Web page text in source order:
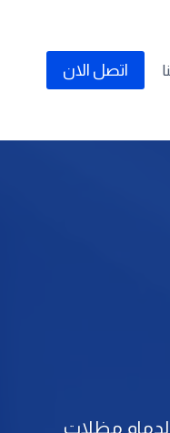
اتصل الان
مظلات